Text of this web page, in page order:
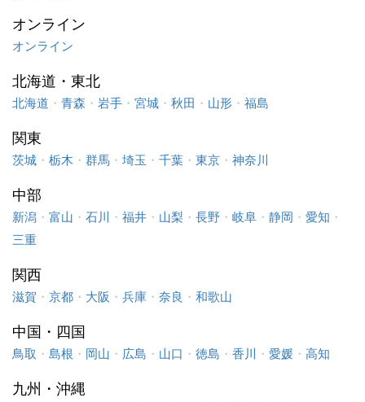
オンライン
オンライン
北海道・東北
北海道 ・ 青森 ・ 岩手 ・ 宮城 ・ 秋田 ・ 山形 ・ 福島
関東
茨城 ・ 栃木 ・ 群馬 ・ 埼玉 ・ 千葉 ・ 東京 ・ 神奈川
中部
新潟 ・ 富山 ・ 石川 ・ 福井 ・ 山梨 ・ 長野 ・ 岐阜 ・ 静岡 ・ 愛知 ・
三重
関西
滋賀 ・ 京都 ・ 大阪 ・ 兵庫 ・ 奈良 ・ 和歌山
中国・四国
鳥取 ・ 島根 ・ 岡山 ・ 広島 ・ 山口 ・ 徳島 ・ 香川 ・ 愛媛 ・ 高知
九州・沖縄